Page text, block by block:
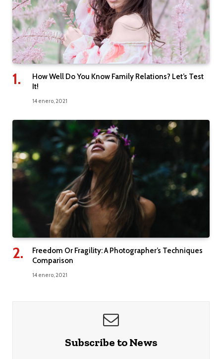
How Well Do You Know Family Relations? Let’s Test
It!
14 enero, 2021
Freedom Or Fragility: A Photographer’s Techniques
Comparison
14 enero, 2021
Subscribe to News